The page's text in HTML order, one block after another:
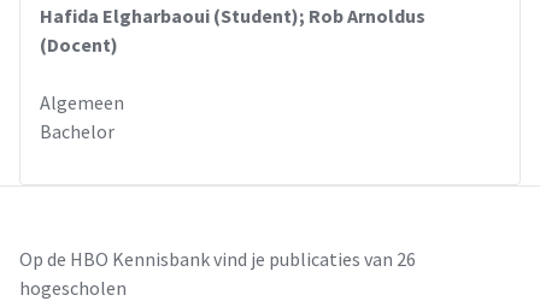
Hafida Elgharbaoui (Student); Rob Arnoldus
(Docent)
Algemeen
Bachelor
Op de HBO Kennisbank vind je publicaties van 26
hogescholen